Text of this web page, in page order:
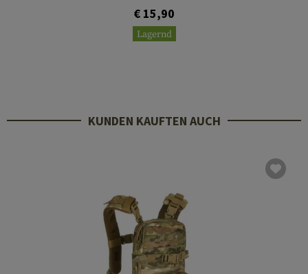
€ 15,90
Lagernd
KUNDEN KAUFTEN AUCH